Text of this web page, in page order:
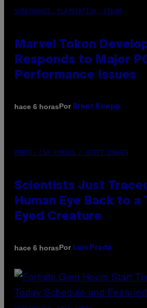
SCREENSHOT: PLAYSTATION, STEAM
Marvel Tokon
Responds to Major
Performance Issues
hace 6 horasPor Brent Koepp
PHOTO: CSA IMAGES / GETTY IMAGES
Scientists Just
Human Eye Back to a
Eyed Creature
hace 6 horasPor Luis Prada